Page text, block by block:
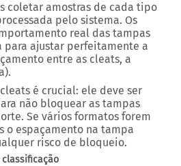
coletar amostras de cada tipo
pelo sistema. Os
real das tampas
para ajustar perfeitamente a
entre as cleats, a
é crucial: ele deve ser
não bloquear as tampas
Se vários formatos forem
o espaçamento na tampa
risco de bloqueio.